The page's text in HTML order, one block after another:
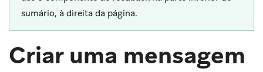
sumário, à direita da página.
Criar uma mensagem